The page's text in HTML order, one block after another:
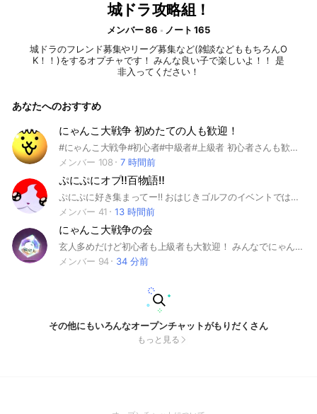
城ドラ攻略組！
メンバー 86
ノート 165
城ドラのフレンド募集やリーグ募集など(雑談などももちろんO
K！！)をするオプチャです！ みんな良い子で楽しいよ！！ 是
非入ってください！
あなたへのおすすめ
にゃんこ大戦争 初めたての人も歓迎！
#にゃんこ大戦争#初心者#中級者#上級者 初心者さんも歓迎します！ 全然進んでなくてもすごい進んでいても誰でもウェルカム‼️ にゃんこ大戦争の知識が多い人もない人もみんなで全ステージ攻略を目指しましょう‼️ 参加してくれると嬉しいです！ お願いします！m(_ _)m 禁止事項 即抜け 過度な暴言(権限者が判断します) 喧嘩も極力やめてくれぇ‼️ その他オープンチャットの利用規約に違反する行為も控えてください‼️ 入ってきたらノート書いてくれると嬉しいです！ 改めまして、よろしくお願いします‼️
メンバー 108
7 時間前
ぷにぷにオプ‼️百物語‼️
ぷにぷに好き集まってー‼️ おはじきゴルフのイベントではお助け企画をしております！ お助けや攻略方法、最新情報、強敵やボスの倒し方など教え合って助け合っています！ ゲートでは積極的に助け合っています！ 皆さんがよりよく過ごせるように様々な工夫をしています！是非入ってみてください！ #ぷにぷに #ぷにぷに雑談
メンバー 41
13 時間前
にゃんこ大戦争の会
玄人多めだけど初心者も上級者も大歓迎！ みんなでにゃんこ大戦争を楽しもう！ (最近過疎気味だから、盛り上げてくれる人が来てくれたら嬉しいなあ)
メンバー 94
34 分前
その他にもいろんなオープンチャットがもりだくさん
もっと見る